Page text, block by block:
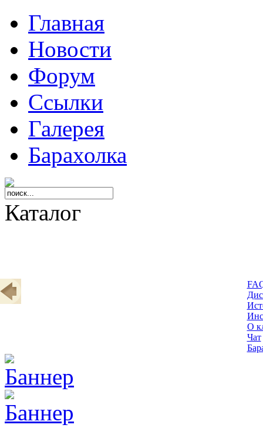
Главная
Новости
Форум
Ссылки
Галерея
Барахолка
Каталог
О
Чат